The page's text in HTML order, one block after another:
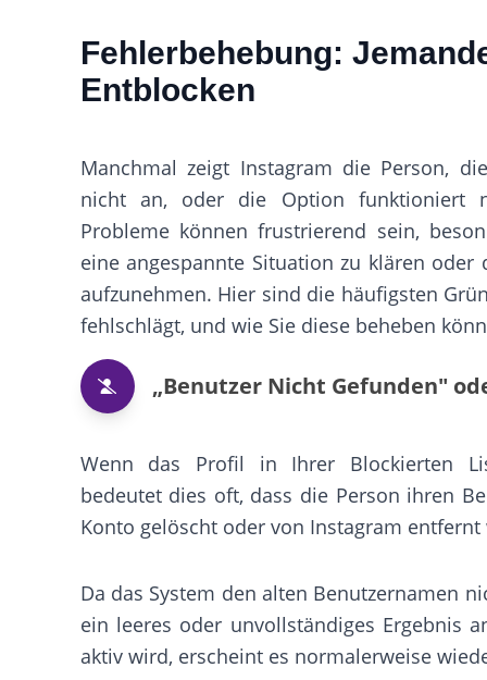
Fehlerbehebung:
Entblocken
Manchmal zeigt Instagram die Person,
nicht an, oder die Option funktioniert
Probleme können frustrierend sein,
eine angespannte Situation zu klären
aufzunehmen. Hier sind die häufigsten
fehlschlägt, und wie Sie diese beheben
„Benutzer Nicht Gefunden"
Wenn das Profil in Ihrer Blockierten
bedeutet dies oft, dass die Person ihren
Konto gelöscht oder von Instagram entfernt
Da das System den alten Benutzernamen
ein leeres oder unvollständiges Ergebnis
aktiv wird, erscheint es normalerweise